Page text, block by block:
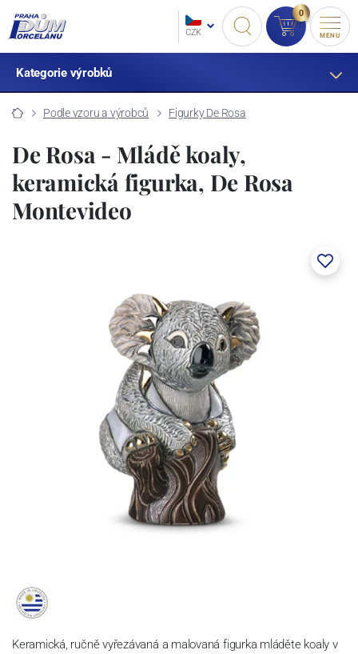
CZK
0
MENU
Kategorie výrobků
Podle vzoru a výrobců Figurky De Rosa
De Rosa - Mládě koaly,
keramická figurka, De Rosa
Montevideo
Keramická, ručně vyřezávaná a malovaná figurka mláděte koaly v